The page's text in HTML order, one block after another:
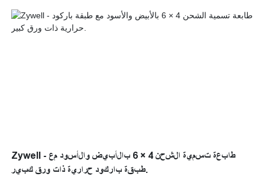
Zywell - طابعة تسمية الشحن 4 × 6 بالأبيض والأسود مع
طبقة باركود حرارية ذات ورق كبير.